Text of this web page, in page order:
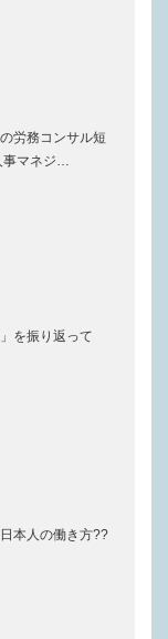
労務コンサル短
事マネジ…
を振り返って
本人の働き方??